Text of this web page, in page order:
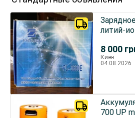
8 000
литий-
3680e с
выходом
Киев
04.08.2026
700 UP